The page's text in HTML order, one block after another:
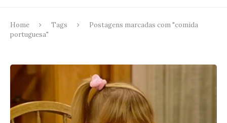
Home Tags
Postagens marcadas com "comida
portuguesa"